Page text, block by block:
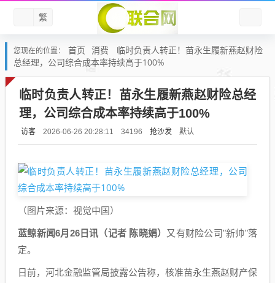
繁
您现在的位置： 首页 消费
临时负责人转正！苗永生履新燕赵财险
总经理，公司综合成本率持续高于100%
临时负责人转正！苗永生履新燕赵财险总经
理，公司综合成本率持续高于100%
访客 2026-06-26 20:28:11 34196 抢沙发 默认
（图片来源：视觉中国）
蓝鲸新闻6月26日讯（记者 陈晓娟） 又有财险公司"新帅"落
定。
日前，河北金融监管局披露公告称，核准苗永生燕赵财产保